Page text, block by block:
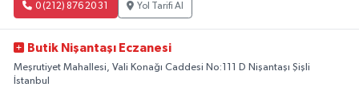
0 (212) 876 20 31 Yol Tarifi Al
Butik Nişantaşı Eczanesi
Meşrutiyet Mahallesi, Vali Konağı Caddesi No:111 D Nişantaşı Şişli
İstanbul